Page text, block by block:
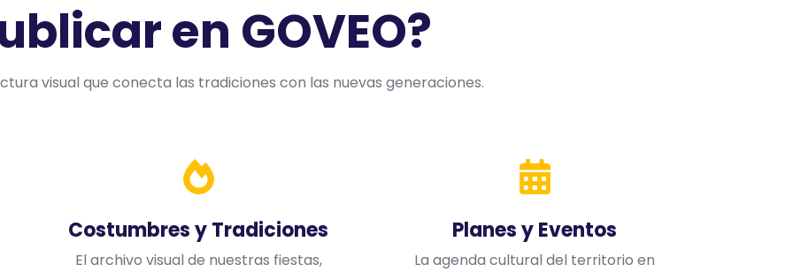
en GOVEO?
visual que conecta las tradiciones con las nuevas generaciones.
Costumbres y Tradiciones
El archivo visual de nuestras fiestas,
Planes y Eventos
La agenda cultural del territorio en